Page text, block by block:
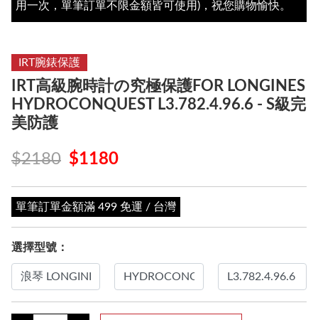
用一次，單筆訂單不限金額皆可使用)，祝您購物愉快。
IRT腕錶保護
IRT高級腕時計の究極保護FOR LONGINES
HYDROCONQUEST L3.782.4.96.6 - S級完
美防護
$2180 $1180
單筆訂單金額滿 499 免運 / 台灣
選擇型號：